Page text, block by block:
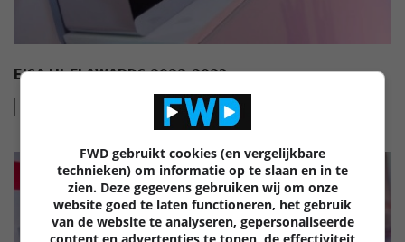
EISA HI-FI AWARDS 2022-2023
FWD gebruikt cookies (en vergelijkbare
technieken) om informatie op te slaan en in te
zien. Deze gegevens gebruiken wij om onze
website goed te laten functioneren, het gebruik
van de website te analyseren, gepersonaliseerde